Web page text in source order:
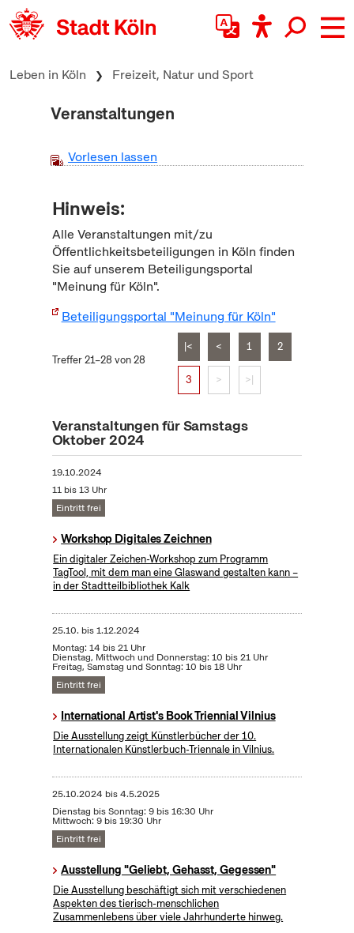
zum Inhalt springen
Leben in Köln Freizeit, Natur und Sport
Veranstaltungen
Vorlesen lassen
Hinweis:
Alle Veranstaltungen mit/zu
Öffentlichkeitsbeteiligungen in Köln finden
Sie auf unserem Beteiligungsportal
"Meinung für Köln".
Beteiligungsportal "Meinung für Köln"
Treffer 21–28 von 28
|< < 1 2
3 > >|
Veranstaltungen für Samstags
Oktober 2024
19.10.2024
11 bis 13 Uhr
Eintritt frei
Workshop Digitales Zeichnen
Ein digitaler Zeichen-Workshop zum Programm
TagTool, mit dem man eine Glaswand gestalten kann –
in der Stadtteilbibliothek Kalk
25.10. bis1.12.2024
Montag: 14 bis 21 Uhr
Dienstag, Mittwoch und Donnerstag: 10 bis 21 Uhr
Freitag, Samstag und Sonntag: 10 bis 18 Uhr
Eintritt frei
International Artist's Book Triennial Vilnius
Die Ausstellung zeigt Künstlerbücher der 10.
Internationalen Künstlerbuch-Triennale in Vilnius.
25.10.2024 bis4.5.2025
Dienstag bis Sonntag: 9 bis 16:30 Uhr
Mittwoch: 9 bis 19:30 Uhr
Eintritt frei
Ausstellung "Geliebt, Gehasst, Gegessen"
Die Ausstellung beschäftigt sich mit verschiedenen
Aspekten des tierisch-menschlichen
Zusammenlebens über viele Jahrhunderte hinweg.